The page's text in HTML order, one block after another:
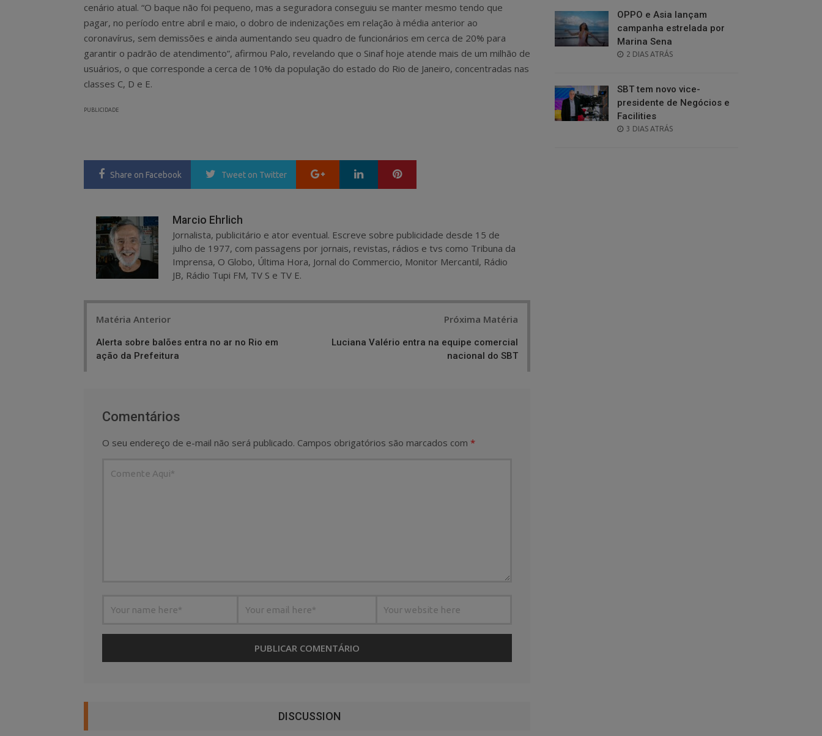
cenário atual. “O baque não foi pequeno, mas a seguradora conseguiu se manter mesmo tendo que
pagar, no período entre abril e maio, o dobro de indenizações em relação à média anterior ao
coronavírus, sem demissões e ainda aumentando seu quadro de funcionários em cerca de 20% para
garantir o padrão de atendimento”, afirmou Palo, revelando que o Sinaf hoje atende mais de um milhão de
usuários, o que corresponde a cerca de 10% da população do estado do Rio de Janeiro, concentradas nas
classes C, D e E.
PUBLICIDADE
Share on Facebook Tweet on Twitter Google+ LinkedIn
Marcio Ehrlich
Jornalista, publicitário e ator eventual. Escreve sobre publicidade desde 15 de
julho de 1977, com passagens por jornais, revistas, rádios e tvs como Tribuna da
Imprensa, O Globo, Última Hora, Jornal do Commercio, Monitor Mercantil, Rádio
JB, Rádio Tupi FM, TV S e TV E.
Matéria Anterior
Alerta sobre balões entra no ar no Rio em
ação da Prefeitura
Próxima Matéria
Luciana Valério entra na equipe comercial
nacional do SBT
Comentários
O seu endereço de e-mail não será publicado. Campos obrigatórios são marcados com *
DISCUSSION
OPPO e Asia lançam
campanha estrelada por
Marina Sena
POSTED
2 DIAS ATRÁS
SBT tem novo vice-
presidente de Negócios e
Facilities
POSTED
3 DIAS ATRÁS